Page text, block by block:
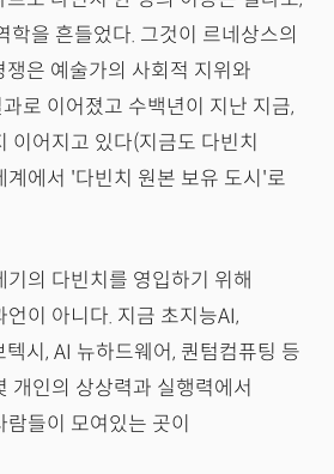
학을 흔들었다. 그것이 르네상스의
은 예술가의 사회적 지위와
로 이어졌고 수백년이 지난 지금,
이어지고 있다(지금도 다빈치
계에서 '다빈치 원본 보유 도시'로
의 다빈치를 영입하기 위해
이 아니다. 지금 초지능AI,
시, AI 뉴하드웨어, 퀀텀컴퓨팅 등
개인의 상상력과 실행력에서
들이 모여있는 곳이